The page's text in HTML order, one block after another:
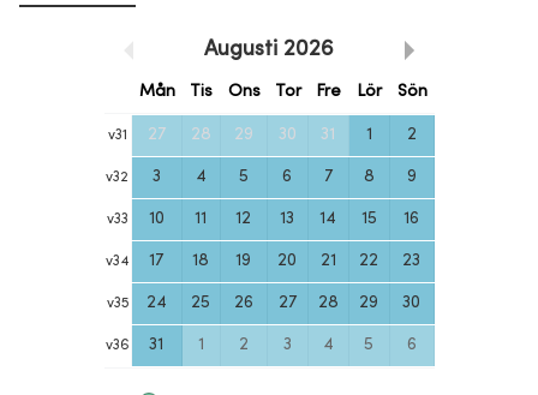
Augusti 2026
Mån Tis Ons Tor Fre Lör Sön
v31 27 28 29 30 31 1 2
v32 3 4 5 6 7 8 9
v33 10 11 12 13 14 15 16
v34 17 18 19 20 21 22 23
v35 24 25 26 27 28 29 30
v36 31 1 2 3 4 5 6